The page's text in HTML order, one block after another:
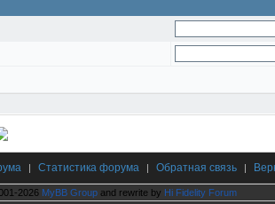
| Статистика форума | Обратная связь |
2026 MyBB Group and rewrite by Hi Fidelity Forum